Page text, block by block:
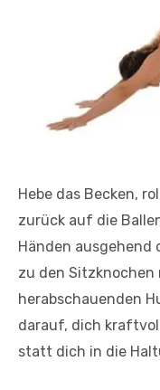
Hebe das Becken,
zurück auf die
Händen ausgehend
zu den
herabschauenden
darauf, dich
statt dich in die